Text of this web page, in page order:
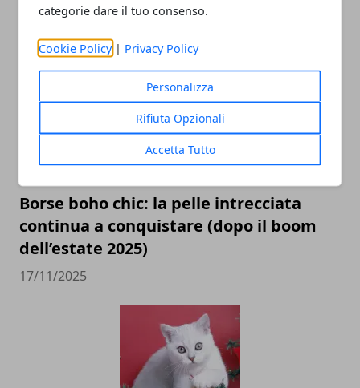
categorie dare il tuo consenso.
Cookie Policy | Privacy Policy
Personalizza
Rifiuta Opzionali
Accetta Tutto
Borse boho chic: la pelle intrecciata
continua a conquistare (dopo il boom
dell’estate 2025)
17/11/2025